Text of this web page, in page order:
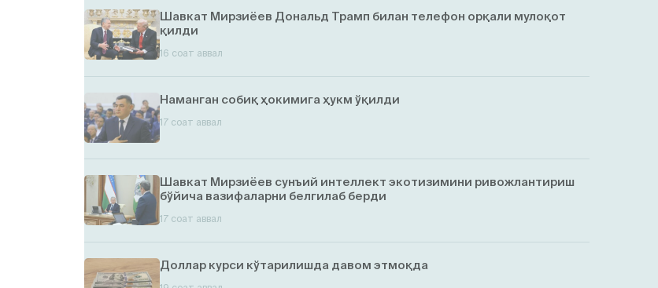
Шавкат Мирзиёев Дональд Трамп билан телефон орқали мулоқот
қилди
16 соат аввал
Наманган собиқ ҳокимига ҳукм ўқилди
17 соат аввал
Шавкат Мирзиёев сунъий интеллект экотизимини ривожлантириш
бўйича вазифаларни белгилаб берди
17 соат аввал
Доллар курси кўтарилишда давом этмоқда